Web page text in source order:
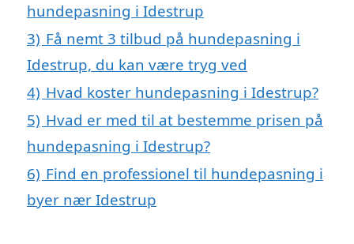
hundepasning i Idestrup
3) Få nemt 3 tilbud på hundepasning i
Idestrup, du kan være tryg ved
4) Hvad koster hundepasning i Idestrup?
5) Hvad er med til at bestemme prisen på
hundepasning i Idestrup?
6) Find en professionel til hundepasning i
byer nær Idestrup